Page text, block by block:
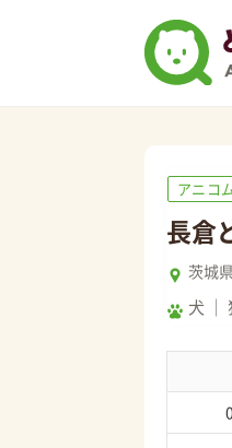
アニコ
長倉
茨城
犬